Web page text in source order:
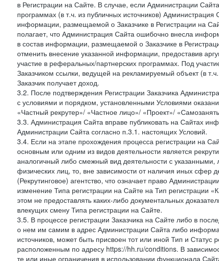
в Регистрации на Сайте. В случае, если Администрации
программах (в т.ч. из публичных источников)
информации, размещаемой о Заказчике в Регистрации на
полагает, что Администрация Сайта ошибочно внесла
в состав информации, размещаемой о Заказчике в
отменить внесение указанной информации, предоставив
участие в реферальных/партнерских программах. Под
Заказчиком ссылки, ведущей на рекламируемый объект (в
Заказчик получает доход.
3.2. После подтверждения Регистрации Заказчика
с условиями и порядком, установленными Условиями
«Частный рекрутер»/ «Частное лицо»/ «Проект»/
3.3. Администрация Сайта вправе публиковать на Сайтах
Администрации Сайта согласно п.3.1. настоящих Условий.
3.4. Если на этапе прохождения процесса регистрации на
основным или одним из видов деятельности является
аналогичный либо смежный вид деятельности с
физических лиц, то, вне зависимости от наличия иных сфер
(Рекрутинговое) агентство, что означает право
изменение Типа регистрации на Сайте на Тип регистрации
этом не предоставлять каких-либо документальных
влекущих смену Типа регистрации на Сайте.
3.5. В процессе регистрации Заказчика на Сайте либо в
о нем им самим в адрес Администрации Сайта либо
источников, может быть присвоен тот или иной Тип и
расположенным по адресу https://hh.ru/conditions. В
те или иные ограничения в использовании функционала